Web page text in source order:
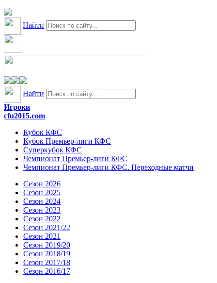
Найти
Найти
Игроки
cfu2015.com
Кубок КФС
Кубок Премьер-лиги КФС
Суперкубок КФС
Чемпионат Премьер-лиги КФС
Чемпионат Премьер-лиги КФС. Переходные матчи
Сезон 2026
Сезон 2025
Сезон 2024
Сезон 2023
Сезон 2022
Сезон 2021/22
Сезон 2021
Сезон 2019/20
Сезон 2018/19
Сезон 2017/18
Сезон 2016/17